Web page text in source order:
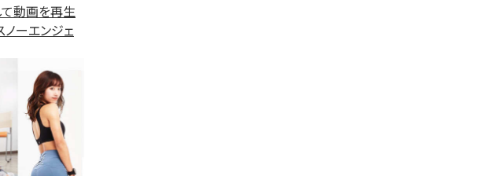
て動画を再生
ーエンジェ